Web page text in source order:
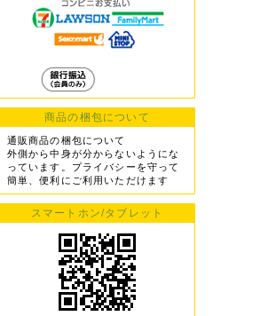
商品の梱包について
通販商品の梱包について
外側から中身が分からないようにな
っています。プライバシーを守って
簡単、便利にご利用いただけます
スマートホン/タブレット